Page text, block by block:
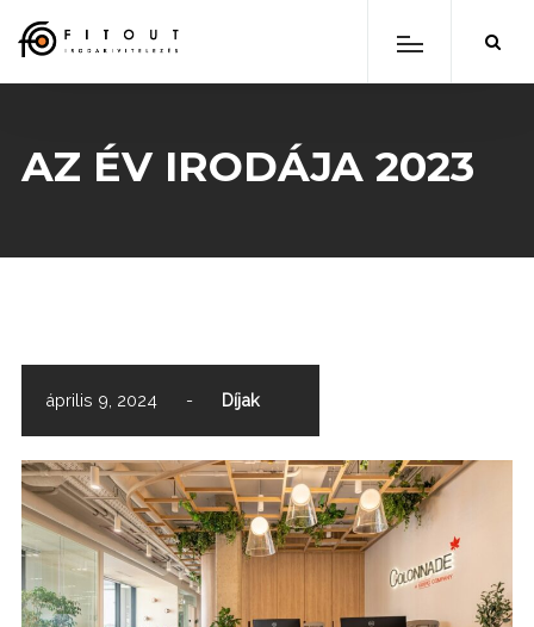
AZ ÉV IRODÁJA 2023
április 9, 2024 - Díjak